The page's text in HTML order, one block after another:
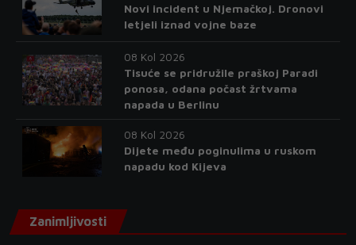
Novi incident u Njemačkoj. Dronovi
letjeli iznad vojne baze
08 Kol 2026
Tisuće se pridružile praškoj Paradi
ponosa, odana počast žrtvama
napada u Berlinu
08 Kol 2026
Dijete među poginulima u ruskom
napadu kod Kijeva
Zanimljivosti